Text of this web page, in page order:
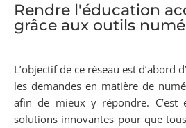
Rendre l'éducation
grâce aux outils
L’objectif de ce réseau est d’abord
les demandes en matière de
afin de mieux y répondre. C’est
solutions innovantes pour que